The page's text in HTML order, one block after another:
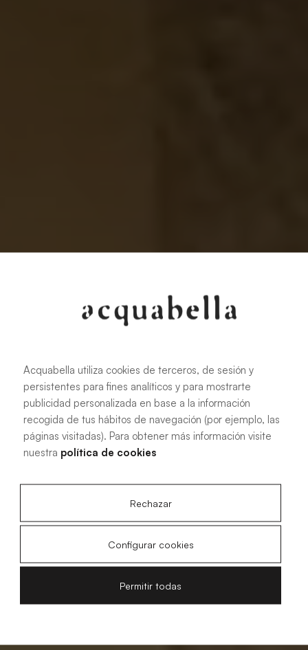
Acquabella utiliza cookies de terceros, de sesión y
persistentes para fines analíticos y para mostrarte
publicidad personalizada en base a la información
recogida de tus hábitos de navegación (por ejemplo, las
páginas visitadas). Para obtener más información visite
nuestra política de cookies
Rechazar
Configurar cookies
Permitir todas